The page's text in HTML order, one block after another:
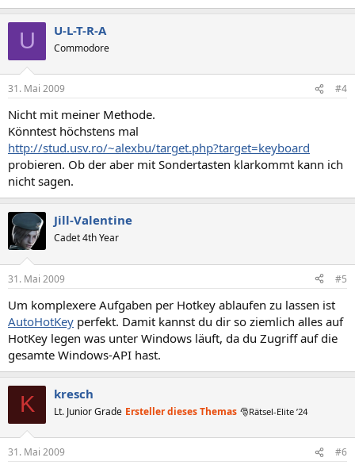
U U-L-T-R-A
Commodore
31. Mai 2009 #4
Nicht mit meiner Methode.
Könntest höchstens mal
http://stud.usv.ro/~alexbu/target.php?target=keyboard
probieren. Ob der aber mit Sondertasten klarkommt kann ich
nicht sagen.
Jill-Valentine
Cadet 4th Year
31. Mai 2009 #5
Um komplexere Aufgaben per Hotkey ablaufen zu lassen ist
AutoHotKey perfekt. Damit kannst du dir so ziemlich alles auf
HotKey legen was unter Windows läuft, da du Zugriff auf die
gesamte Windows-API hast.
K kresch
Lt. Junior Grade Ersteller dieses Themas 🎅Rätsel-Elite ’24
31. Mai 2009 #6